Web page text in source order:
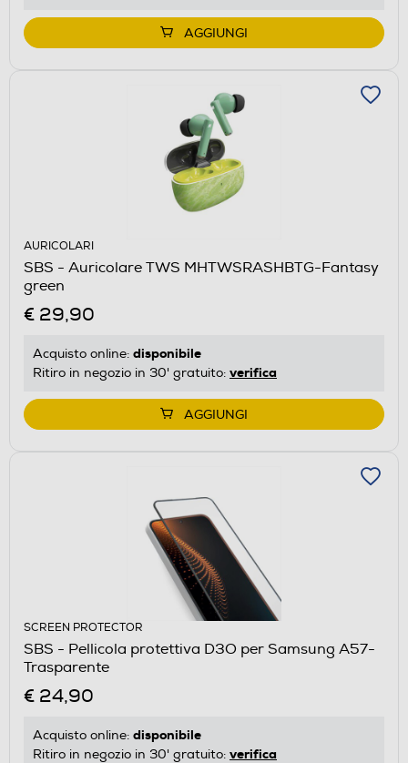
AGGIUNGI
AURICOLARI
SBS - Auricolare TWS MHTWSRASHBTG-Fantasy
green
€ 29,90
Acquisto online: disponibile
Ritiro in negozio in 30' gratuito: verifica
AGGIUNGI
SCREEN PROTECTOR
SBS - Pellicola protettiva D3O per Samsung A57-
Trasparente
€ 24,90
Acquisto online: disponibile
Ritiro in negozio in 30' gratuito: verifica